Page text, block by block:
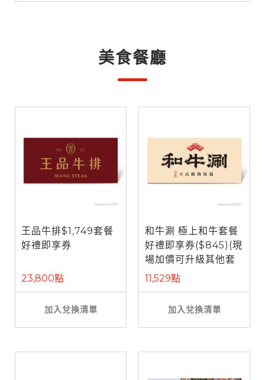
美食餐廳
王品牛排$1,749套餐
好禮即享券
23,800點
加入兌換清單
和牛涮 極上和牛套餐
好禮即享券($845)(現
場加價可升級其他套
餐)
11,529點
加入兌換清單